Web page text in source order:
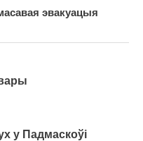
эвакуацыя
у Падмаскоўі